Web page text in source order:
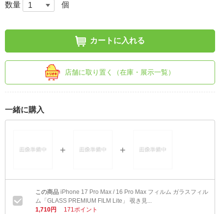
数量 個
カートに入れる
店舗に取り置く（在庫・展示一覧）
一緒に購入
iPhone 17 Pro Max / 16 Pro Max フィルム ガラスフィル
ム「GLASS PREMIUM FILM Lite」 覗き見...
1,710円
171ポイント